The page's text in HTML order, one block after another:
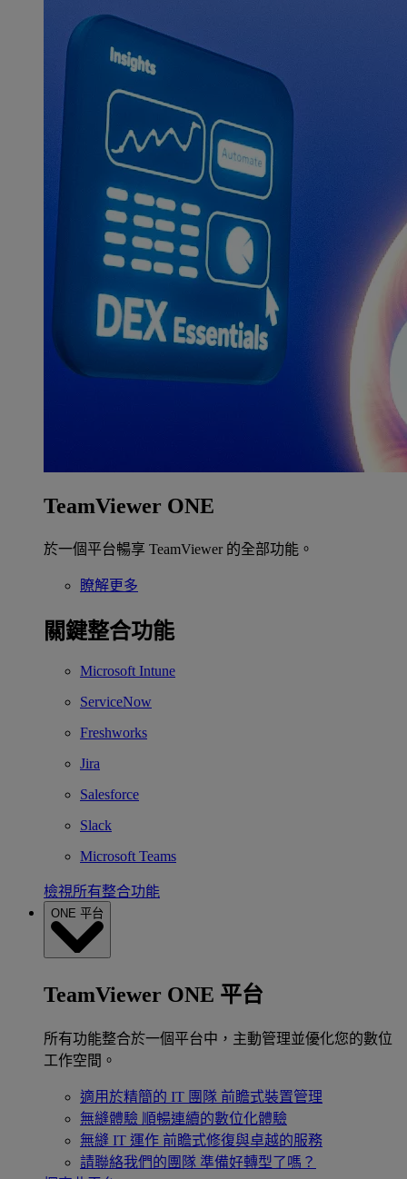
TeamViewer ONE
於一個平台暢享 TeamViewer 的全部功能。
瞭解更多
關鍵整合功能
Microsoft Intune
ServiceNow
Freshworks
Jira
Salesforce
Slack
Microsoft Teams
檢視所有整合功能
ONE 平台
TeamViewer ONE 平台
所有功能整合於一個平台中，主動管理並優化您的數位
工作空間。
適用於精簡的 IT 團隊 前瞻式裝置管理
無縫體驗 順暢連續的數位化體驗
無縫 IT 運作 前瞻式修復與卓越的服務
請聯絡我們的團隊 準備好轉型了嗎？